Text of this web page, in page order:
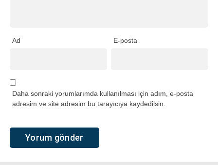
Ad E-posta
Daha sonraki yorumlarımda kullanılması için adım, e-posta
adresim ve site adresim bu tarayıcıya kaydedilsin.